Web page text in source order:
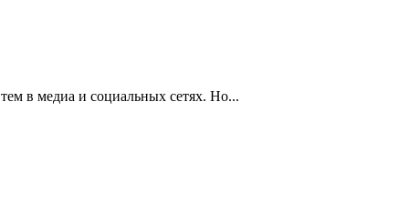
в медиа и социальных сетях. Но...